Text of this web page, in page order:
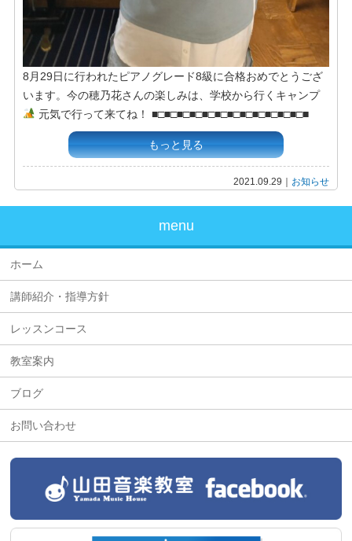
8月29日に行われたピアノグレード8級に合格おめでとうござ
います。今の穂乃花さんの楽しみは、学校から行くキャンプ
元気で行って来てね！ ■□■□■□■□■□■□■□■□■□■□■□■□■
もっと見る
2021.09.29｜ お知らせ
menu
ホーム
講師紹介・指導方針
レッスンコース
教室案内
ブログ
お問い合わせ